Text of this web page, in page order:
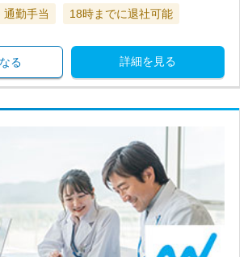
通勤手当 18時までに退社可能
詳細を見る
る